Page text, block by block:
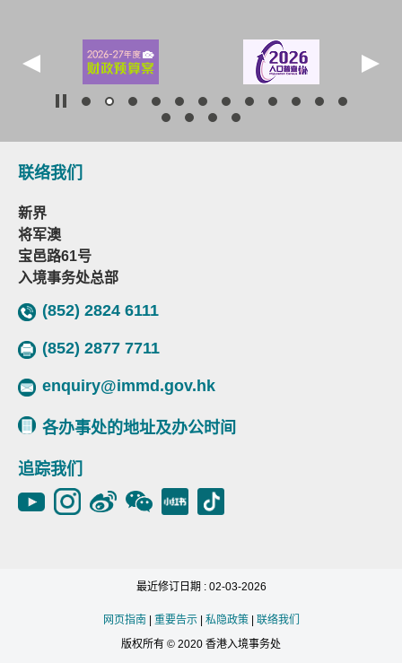
联络我们
新界
将军澳
宝邑路61号
入境事务处总部
(852) 2824 6111
(852) 2877 7711
enquiry@immd.gov.hk
各办事处的地址及办公时间
追踪我们
最近修订日期 : 02-03-2026
网页指南 重要告示| 私隐政策| 联络我们
版权所有 © 2020 香港入境事务处